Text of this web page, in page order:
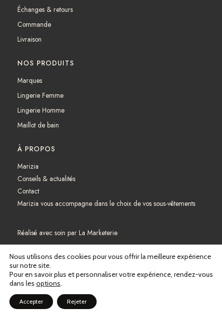
o
k
r
a
Échanges & retours
Commande
Livraison
NOS PRODUITS
Marques
Lingerie Femme
Lingerie Homme
Maillot de bain
À PROPOS
Marizia
Conseils & actualités
Contact
Marizia vous accompagne dans le choix de vos sous-vêtements
Réalisé avec soin par La Marketerie
Mentions légales
Politique de confidentialité
Conditions générales de vente
Nous utilisons des cookies pour vous offrir la meilleure expérience
sur notre site.
Pour en savoir plus et personnaliser votre expérience, rendez-vous
dans les options.
Accepter Rejeter